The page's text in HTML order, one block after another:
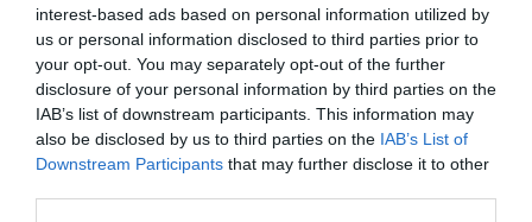
interest-based ads based on personal information utilized by
us or personal information disclosed to third parties prior to
your opt-out. You may separately opt-out of the further
disclosure of your personal information by third parties on the
IAB’s list of downstream participants. This information may
also be disclosed by us to third parties on the IAB’s List of
Downstream Participants that may further disclose it to other